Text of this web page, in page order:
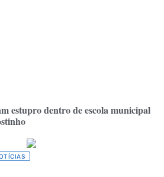
estupro dentro de escola municipal